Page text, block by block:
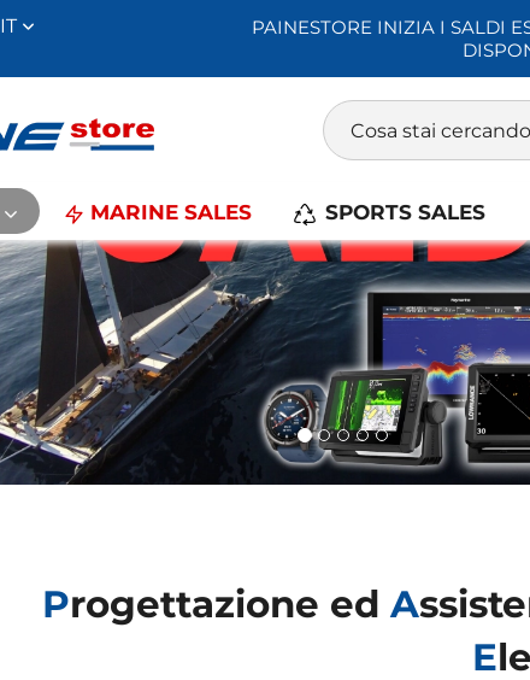
IT
PAINESTORE INIZIA I SALDI
MARINE SALES SPORTS SALES
Progettazione ed A
E